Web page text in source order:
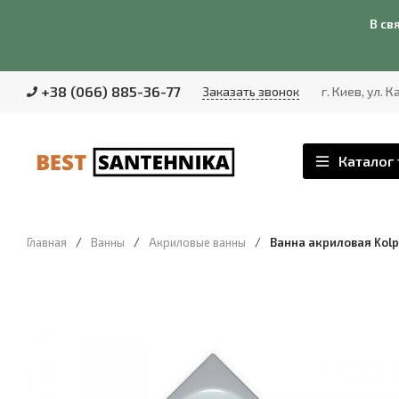
В
+38 (066) 885-36-77 Заказать звонок г. Киев, ул.
Главная / Ванны / Акриловые ванны / Ванна акриловая